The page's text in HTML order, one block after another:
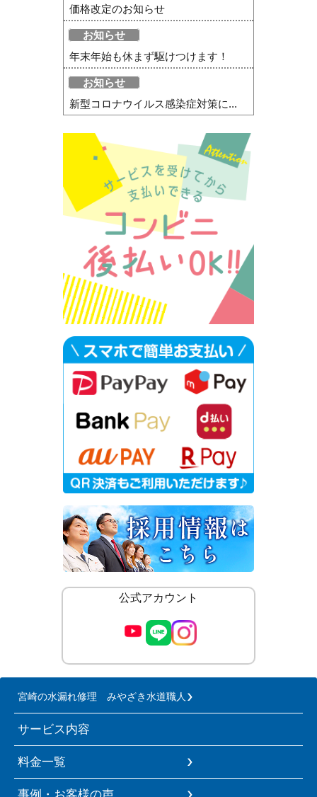
価格改定のお知らせ
お知らせ
年末年始も休まず駆けつけます！
お知らせ
新型コロナウイルス感染症対策に...
公式アカウント
宮崎の水漏れ修理 みやざき水道職人
サービス内容
料金一覧